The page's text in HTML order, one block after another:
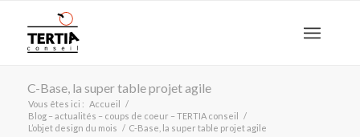
C-Base, la super table projet agile
Vous êtes ici : Accueil /
Blog – actualités – coups de coeur – TERTIA conseil /
L’objet design du mois / C-Base, la super table projet agile